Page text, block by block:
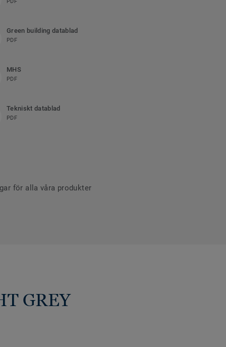
PDF
Green building datablad
PDF
MHS
PDF
Tekniskt datablad
PDF
för alla våra produkter
GREY